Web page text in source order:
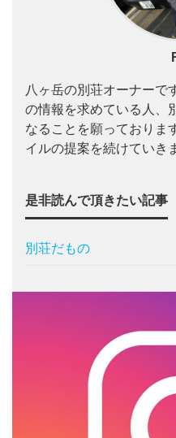
八ヶ岳の別荘オーナーで
の情報を求めている人、
なることを願っておりま
イルの提案を続けていき
是非読んで頂きたい記事
別荘だもの